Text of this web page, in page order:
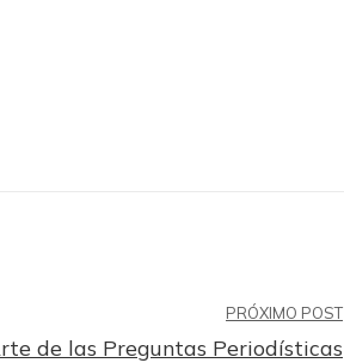
PRÓXIMO POST
de las Preguntas Periodísticas